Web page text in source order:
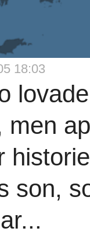
18:03
men
son,